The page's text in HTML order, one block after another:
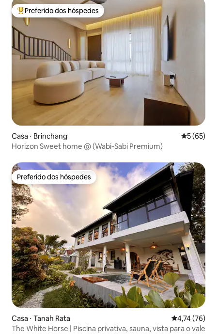
Entre os melhores preferidos dos hóspedes
Preferido dos hóspedes
Casa ⋅ Brinchang 5 de uma
5 (65)
Horizon Sweet home @ (Wabi-Sabi Premium)
Preferido dos hóspedes
Preferido dos hóspedes
Casa ⋅ Tanah Rata 4,74 de uma
4,74 (76)
The White Horse | Piscina privativa, sauna, vista para o vale